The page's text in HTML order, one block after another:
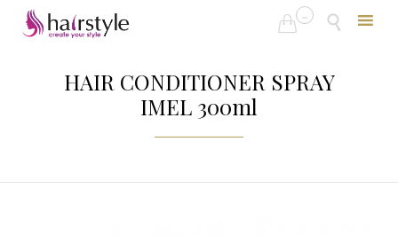
 ...

to
HAIR CONDITIONER SPRAY
IMEL 300ml